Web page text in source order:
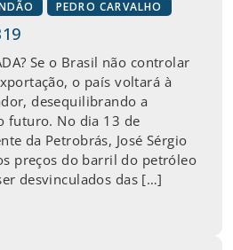
PEDRO CARVALHO
Se o Brasil não controlar
o país voltará à
desequilibrando a
futuro. No dia 13 de
da Petrobrás, José Sérgio
preços do barril do petróleo
desvinculados das […]